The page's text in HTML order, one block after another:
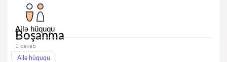
Ailə hüququ
Boşanma
1 cavab
Ailə hüququ